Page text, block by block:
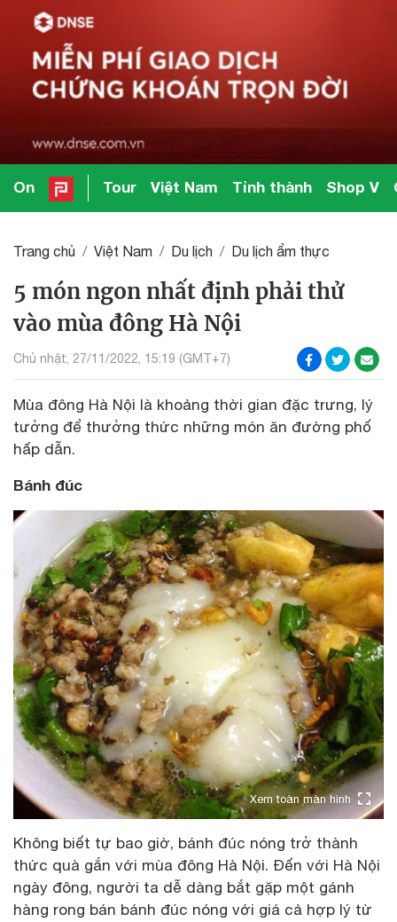
On Tour Việt Nam Tỉnh thành Shop V
Trang chủ Việt Nam Du lịch Du lịch ẩm thực
5 món ngon nhất định phải thử
vào mùa đông Hà Nội
Chủ nhật, 27/11/2022, 15:19 (GMT+7)
Mùa đông Hà Nội là khoảng thời gian đặc trưng, lý
tưởng để thưởng thức những món ăn đường phố
hấp dẫn.
Bánh đúc
Xem toàn màn hình
Không biết tự bao giờ, bánh đúc nóng trở thành
thức quà gắn với mùa đông Hà Nội. Đến với Hà Nội
ngày đông, người ta dễ dàng bắt gặp một gánh
hàng rong bán bánh đúc nóng với giá cả hợp lý từ